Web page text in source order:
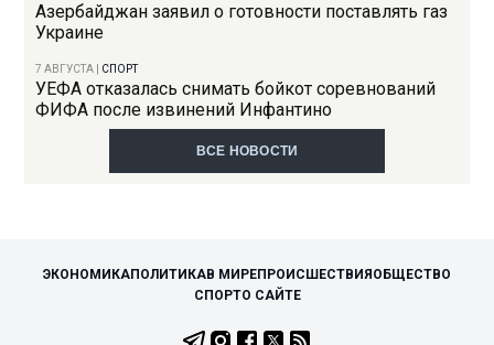
Азербайджан заявил о готовности поставлять газ
Украине
7 АВГУСТА СПОРТ
УЕФА отказалась снимать бойкот соревнований
ФИФА после извинений Инфантино
ВСЕ НОВОСТИ
ЭКОНОМИКАПОЛИТИКАВ МИРЕПРОИСШЕСТВИЯ ОБЩЕСТВО
СПОРТО САЙТЕ